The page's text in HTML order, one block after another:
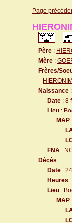
Page
Père :
Mère :
Frères/
Naissance :
Date : 8
Lieu :
MAP :
FNA :
Décès :
Date :
Heures
Lieu :
MAP :